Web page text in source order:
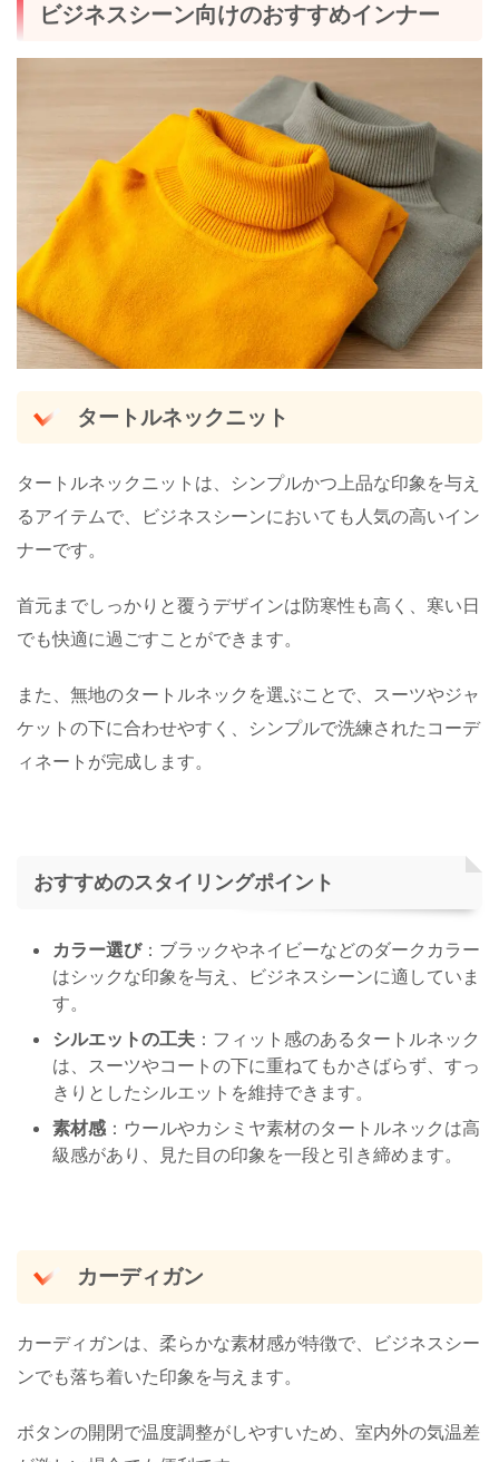
ビジネスシーン向けのおすすめインナー
タートルネックニット
タートルネックニットは、シンプルかつ上品な印象を与え
るアイテムで、ビジネスシーンにおいても人気の高いイン
ナーです。
首元までしっかりと覆うデザインは防寒性も高く、寒い日
でも快適に過ごすことができます。
また、無地のタートルネックを選ぶことで、スーツやジャ
ケットの下に合わせやすく、シンプルで洗練されたコーデ
ィネートが完成します。
おすすめのスタイリングポイント
カラー選び：ブラックやネイビーなどのダークカラー
はシックな印象を与え、ビジネスシーンに適していま
す。
シルエットの工夫 ：フィット感のあるタートルネック
は、スーツやコートの下に重ねてもかさばらず、すっ
きりとしたシルエットを維持できます。
素材感 ：ウールやカシミヤ素材のタートルネックは高
級感があり、見た目の印象を一段と引き締めます。
カーディガン
カーディガンは、柔らかな素材感が特徴で、ビジネスシー
ンでも落ち着いた印象を与えます。
ボタンの開閉で温度調整がしやすいため、室内外の気温差